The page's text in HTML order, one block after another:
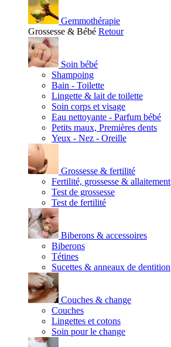
Gemmothérapie
Grossesse & Bébé Retour
Soin bébé
Shampoing
Bain - Toilette
Lingette & lait de toilette
Soin corps et visage
Eau nettoyante - Parfum bébé
Petits maux, Premières dents
Yeux - Nez - Oreille
Grossesse & fertilité
Fertilité, grossesse & allaitement
Test de grossesse
Test de fertilité
Biberons & accessoires
Biberons
Tétines
Sucettes & anneaux de dentition
Couches & change
Couches
Lingettes et cotons
Soin pour le change